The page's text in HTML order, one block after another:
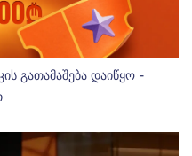
გათამაშება დაიწყო -